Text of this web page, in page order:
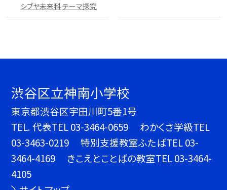
シブヤ未来科テーマ探究
渋谷区立神南小学校
東京都渋谷区宇田川町5番1号
TEL.代表TEL 03-3464-0659 わかくさ学級TEL
03-3463-0219 特別支援教室ふたばTEL 03-
3464-4169 きこえとことばの教室TEL 03-3464-
4105